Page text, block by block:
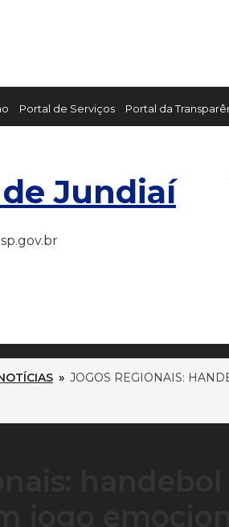
Portal de Serviços Portal da
Jundiaí
» JOGOS REGIONAIS: